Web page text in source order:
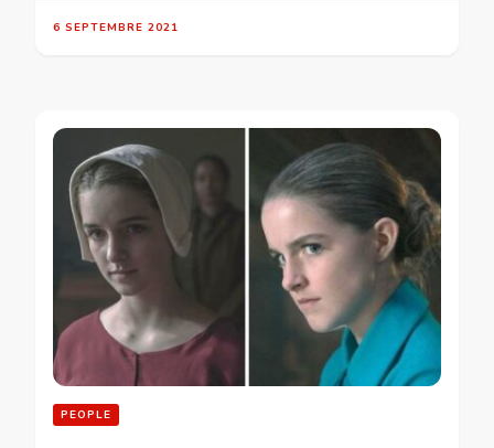
6 SEPTEMBRE 2021
PEOPLE